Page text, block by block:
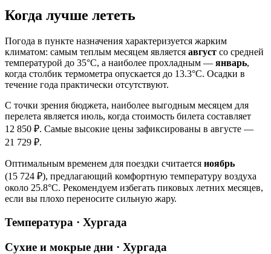
Когда лучше лететь
Погода в пункте назначения характеризуется жарким
климатом: самым теплым месяцем является август со средней
температурой до 35°C, а наиболее прохладным — январь,
когда столбик термометра опускается до 13.3°C. Осадки в
течение года практически отсутствуют.
С точки зрения бюджета, наиболее выгодным месяцем для
перелета является июль, когда стоимость билета составляет
12 850 ₽. Самые высокие цены зафиксированы в августе —
21 729 ₽.
Оптимальным временем для поездки считается ноябрь
(15 724 ₽), предлагающий комфортную температуру воздуха
около 25.8°C. Рекомендуем избегать пиковых летних месяцев,
если вы плохо переносите сильную жару.
Температура · Хургада
Сухие и мокрые дни · Хургада